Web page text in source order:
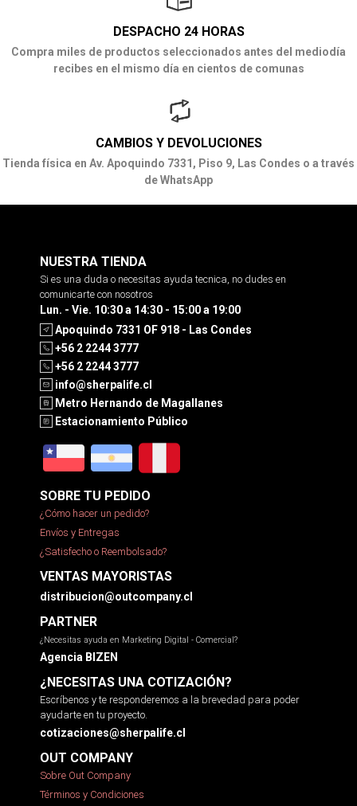
DESPACHO 24 HORAS
Compra miles de productos seleccionados antes del mediodía
recibes en el mismo día en cientos de comunas
CAMBIOS Y DEVOLUCIONES
Tienda física en Av. Apoquindo 7331, Piso 9, Las Condes o a través
de WhatsApp
NUESTRA TIENDA
Si es una duda o necesitas ayuda tecnica, no dudes en
comunicarte con nosotros
Lun. - Vie. 10:30 a 14:30 - 15:00 a 19:00
Apoquindo 7331 OF 918 - Las Condes
+56 2 2244 3777
+56 2 2244 3777
info@sherpalife.cl
Metro Hernando de Magallanes
Estacionamiento Público
SOBRE TU PEDIDO
¿Cómo hacer un pedido?
Envíos y Entregas
¿Satisfecho o Reembolsado?
VENTAS MAYORISTAS
distribucion@outcompany.cl
PARTNER
¿Necesitas ayuda en Marketing Digital - Comercial?
Agencia BIZEN
¿NECESITAS UNA COTIZACIÓN?
Escríbenos y te responderemos a la brevedad para poder
ayudarte en tu proyecto.
cotizaciones@sherpalife.cl
OUT COMPANY
Sobre Out Company
Términos y Condiciones